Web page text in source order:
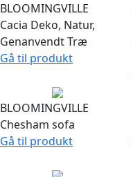
BLOOMINGVILLE
Cacia Deko, Natur,
Genanvendt Træ
Gå til produkt
BLOOMINGVILLE
Chesham sofa
Gå til produkt